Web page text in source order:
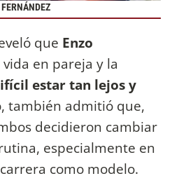
que Enzo
en pareja y la
estar tan lejos y
también admitió que,
decidieron cambiar
especialmente en
como modelo.